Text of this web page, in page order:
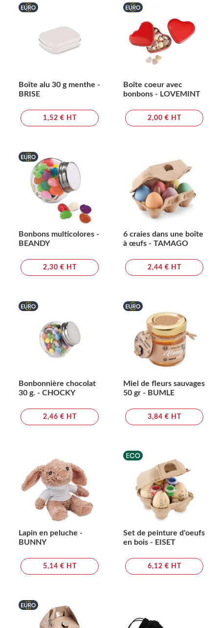
Boîte alu 30 g menthe -
BRISE
1,52 € HT
Boîte coeur avec
bonbons - LOVEMINT
2,00 € HT
Bonbons multicolores -
BEANDY
2,30 € HT
6 craies dans une boîte
à œufs - TAMAGO
2,44 € HT
Bonbonnière chocolat
30 g. - CHOCKY
2,46 € HT
Miel de fleurs sauvages
50 gr - BUMLE
3,84 € HT
Lapin en peluche -
BUNNY
5,14 € HT
Set de peinture d'oeufs
en bois - EISET
6,12 € HT